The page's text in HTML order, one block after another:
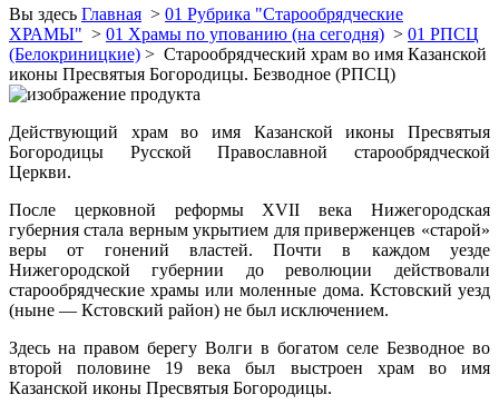
Вы здесь Главная > 01 Рубрика "Старообрядческие
ХРАМЫ" > 01 Храмы по упованию (на сегодня) > 01 РПСЦ
(Белокриницкие) > Старообрядческий храм во имя Казанской
иконы Пресвятыя Богородицы. Безводное (РПСЦ)
Действующий храм во имя Казанской иконы Пресвятыя
Богородицы Русской Православной старообрядческой
Церкви.
После церковной реформы XVII века Нижегородская
губерния стала верным укрытием для приверженцев «старой»
веры от гонений властей. Почти в каждом уезде
Нижегородской губернии до революции действовали
старообрядческие храмы или моленные дома. Кстовский уезд
(ныне — Кстовский район) не был исключением.
Здесь на правом берегу Волги в богатом селе Безводное во
второй половине 19 века был выстроен храм во имя
Казанской иконы Пресвятыя Богородицы.